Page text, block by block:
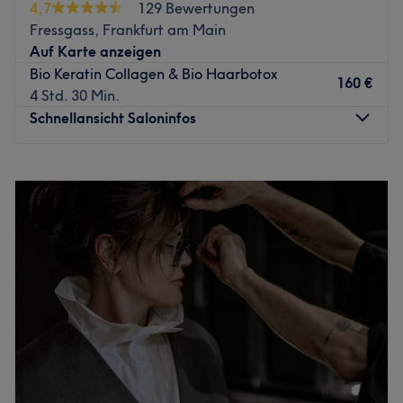
Atmosphäre: Herzlich, einladend, zum Wohlfühlen.
Expertise: Gesichtsbehandlungen, Mani- und Pediküre,
Augenbrauen- und Wimpernbehandlungen, Styling.
Extras: Kostenfreie Getränke und WLAN, keine Haustiere
erlaubt.
4,7
129 Bewertungen
Fressgass, Frankfurt am Main
Auf Karte anzeigen
Bio Keratin Collagen & Bio Haarbotox
4 Std. 30 Min.
160 €
Schnellansicht Saloninfos
Dienstag
10:00
10:00–18:00
Donnerstag
10:00
18:00
10:00–18:00
Samstag
16:00
Sonntag
Geschlossen
Du möchtest deine Haut dauerhaft von lästigen Härchen
befreien? Dann solltest du dir einen Besuch im
Kosmetikstudio Ramina Cosmetics in der Frankfurter